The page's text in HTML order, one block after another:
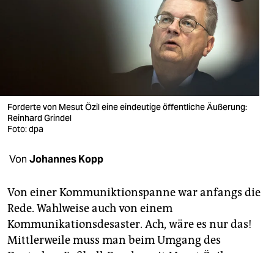
verlag
veranstaltungen
unterstützen
abo
genossenschaft
Forderte von Mesut Özil eine eindeutige öffentliche Äußerung:
Reinhard Grindel
Foto: dpa
Von Johannes Kopp
Von einer Kommuniktionspanne war anfangs die
Rede. Wahlweise auch von einem
Kommunikationsdesaster. Ach, wäre es nur das!
Mittlerweile muss man beim Umgang des